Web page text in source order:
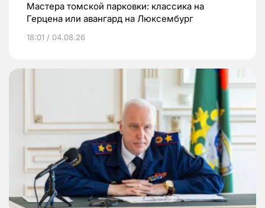
Мастера томской парковки: классика на
Герцена или авангард на Люксембург
18:01 / 04.08.26